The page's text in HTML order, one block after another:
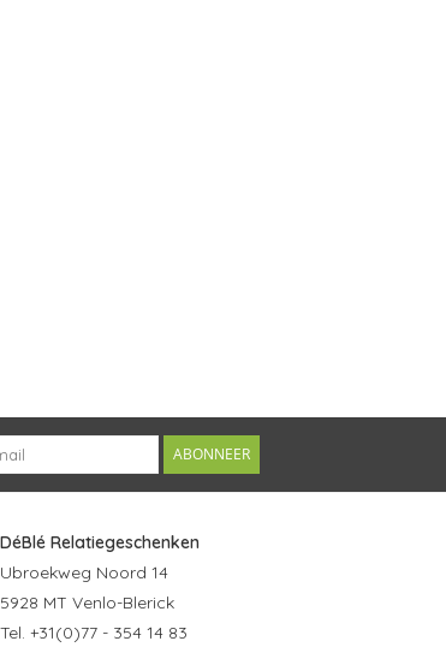
ABONNEER
DéBlé Relatiegeschenken
Ubroekweg Noord 14
5928 MT Venlo-Blerick
Tel. +31(0)77 - 354 14 83